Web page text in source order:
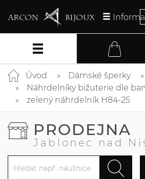
Úvod Dámské šperky
Náhrdelníky bižuterie dle
zelený náhrdelník H84-25
PRODEJNA
Jablonec nad